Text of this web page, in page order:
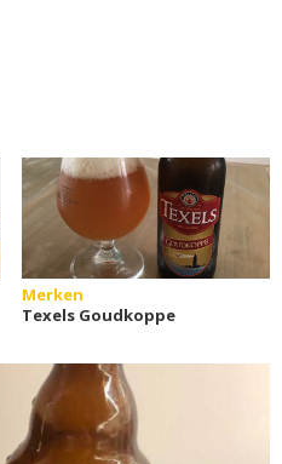
Merken
Texels Goudkoppe